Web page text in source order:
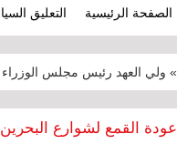
الصفحة الرئيسية التعليق
» ولي العهد رئيس مجلس الوزراء
عودة القمع لشوارع